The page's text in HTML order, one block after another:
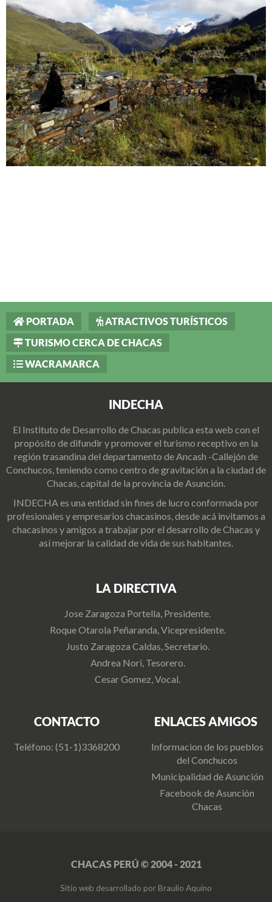
PORTADA
ATRACTIVOS TURÍSTICOS
TURISMO CERCA DE CHACAS
WACRAMARCA
INDECHA
El Instituto de Desarrollo de Chacas publica esta web con el
propósito de difundir y promover el turismo receptivo en la
región trasandina del departamento de Ancash -Callejón de
Conchucos, teniendo como centro de gravitación a la ciudad de
Chacas, capital de la provincia de Asunción.
INDECHA es una entidad sin fines de lucro conformada por
profesionales y empresarios chacasinos, desde acá invitamos a
chacasinos y amigos a trabajar por el desarrollo de Chacas y
así mejorar la calidad de vida de sus habitantes.
LA DIRECTIVA
Jose Zaragoza Portella, Presidente.
Roque Otarola Peñaranda, Vicepresidente.
Justo Zaragoza Caldas, Secretario.
Andrea Nori, Tesorero.
Cesar Gomez, Vocal.
CONTACTO
Teléfono: (51-1)3368200
ENLACES AMIGOS
Informacion de los pueblos
del Conchucos
Municipalidad de Asunción
Facebook de Asunción
Chacas
CHACAS PERÚ © 2004 - 2021
Sitio web desarrollado por Braulio Aquino